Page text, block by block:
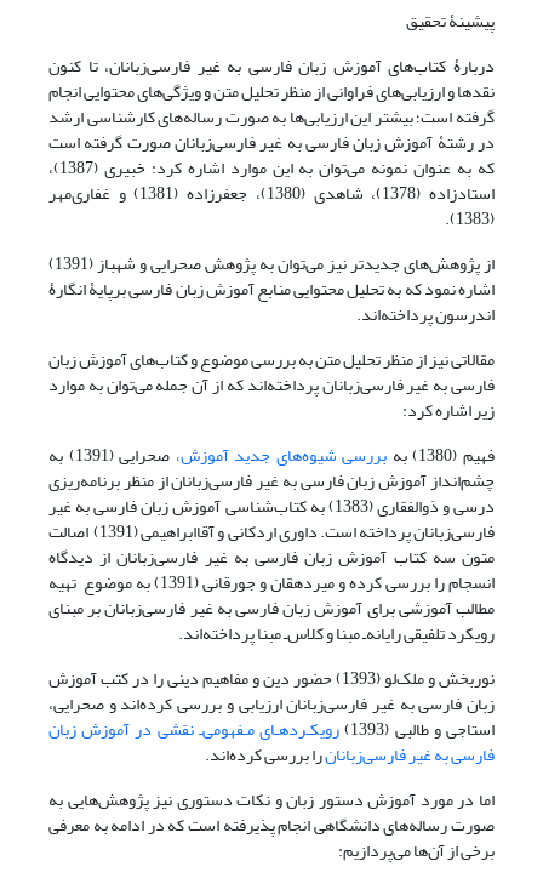
پیشینۀ تحقیق
دربارۀ کتاب‌های آموزش زبان فارسی به غیر فارسی‌زبانان، تا کنون
نقدها و ارزیابی‌های فراوانی از منظر تحلیل متن و ویژگی‌های محتوایی انجام
گرفته است؛ بیشتر این ارزیابی‌ها به صورت رساله‌های کارشناسی ارشد
در رشتۀ آموزش زبان فارسی به غیر فارسی‌زبانان صورت گرفته است
که به عنوان نمونه می‌توان به این موارد اشاره کرد: خبیری (1387)،
استاد‌زاده (1378)، شاهدی (1380)، جعفرزاده (1381) و غفاری‌مهر
(1383).
از پژوهش‌های جدیدتر نیز می‌توان به پژوهش صحرایی و شهباز (1391)
اشاره نمود که به تحلیل محتوایی منابع آموزش زبان فارسی برپایۀ انگارۀ
اندرسون پرداخته‌اند.
مقالاتی نیز از منظر تحلیل متن به بررسی موضوع و کتاب‌های آموزش زبان
فارسی به غیر فارسی‌زبانان پرداخته‌اند که از آن جمله می‌توان به موارد
زیر اشاره کرد:
فهیم (1380) به
بررسی شیوه‌های جدید آموزش، صحرایی (1391) به
چشم‌انداز آموزش زبان فارسی به غیر فارسی‌زبانان از منظر برنامه‌ریزی
درسی و ذوالفقاری (1383) به کتاب‌شناسی آموزش زبان فارسی به غیر
فارسی‌زبانان پرداخته است. داوری اردکانی و آقاابراهیمی (1391) اصالت
متون سه کتاب آموزش زبان فارسی به غیر فارسی‌زبانان از دیدگاه
انسجام را بررسی کرده‌ و میردهقان و جورقانی (1391) به موضوع تهیه
مطالب آموزشی برای آموزش زبان فارسی به غیر فارسی‌زبانان بر مبنای
رویکرد تلفیقی رایانه‌ـ‌ مبنا و کلاس‌ـ‌ مبنا پرداخته‌اند.
نوربخش و ملک‌لو (1393) حضور دین و مفاهیم دینی را در کتب آموزش
زبان فارسی به غیر فارسی‌زبانان ارزیابی و بررسی کرده‌اند و صحرایی،
استاجی و طالبی (1393) رویکـردهـای مـفهومی‌‌‌ـ‌ نقشی در آموزش زبان
فارسی به غیر فارسی‌زبانانرا بررسی کرده‌اند.
اما در مورد آموزش دستور زبان و نکات دستوری نیز پژوهش‌هایی به
صورت رساله‌های دانشگاهی انجام پذیرفته است که در ادامه به معرفی
برخی از آن‌ها می‌پردازیم: